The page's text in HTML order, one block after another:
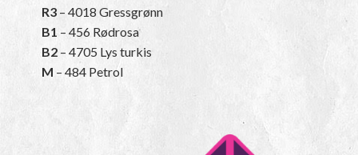
R3 – 4018 Gressgrønn
B1 – 456 Rødrosa
B2 – 4705 Lys turkis
M – 484 Petrol